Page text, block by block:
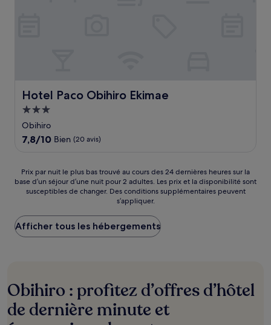
Hotel Paco Obihiro Ekimae
Hotel Paco Obihiro Ekimae
Hébergement
3.0 étoiles
Obihiro
7.8
Bien,
(20 avis)
7,8/10 Bien (20 avis)
Prix
par
nuit
plus
bas
trouvé
24 dernières
heures
sur
la
Prix par nuit le plus bas trouvé au cours des 24 dernières heures sur la
base d’un séjour d’une nuit pour 2 adultes. Les prix et la disponibilité sont
susceptibles de changer. Des conditions supplémentaires peuvent
s’appliquer.
Afficher tous les hébergements
Obihiro : profitez d’offres d’hôtel
de dernière minute et